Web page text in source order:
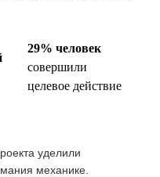
29% человек
совершили
целевое действие
уделили
механике.